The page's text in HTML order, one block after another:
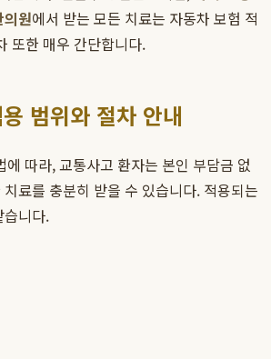
원에서 받는 모든 치료는 자동차 보험 적
또한 매우 간단합니다.
범위와 절차 안내
에 따라, 교통사고 환자는 본인 부담금 없
료를 충분히 받을 수 있습니다. 적용되는
습니다.